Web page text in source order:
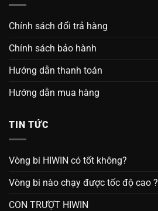
Chính sách đổi trả hàng
Chính sách bảo hành
Hướng dẫn thanh toán
Hướng dẫn mua hàng
TIN TỨC
Vòng bi HIWIN có tốt không?
Vòng bi nào chạy được tốc độ cao ?
CON TRƯỢT HIWIN